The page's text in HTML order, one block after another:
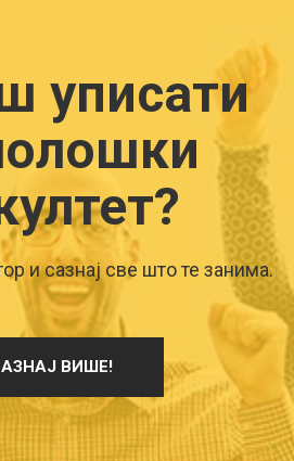
уписати
и сазнај све што те занима.
ВИШЕ!